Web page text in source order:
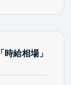
給相場」